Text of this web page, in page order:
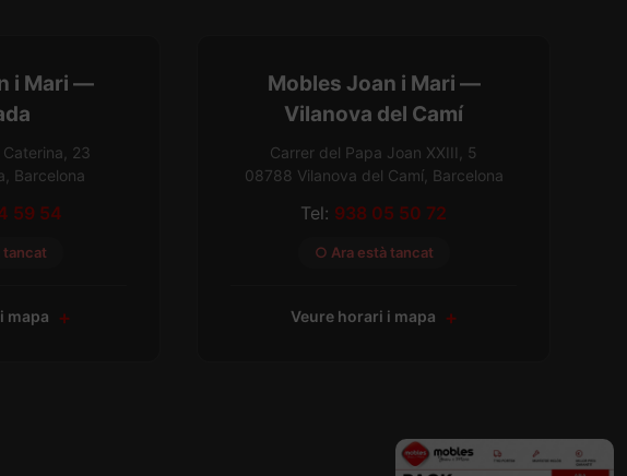
i Mari —
23
Barcelona
59 54
tancat
mapa
Mobles Joan i Mari —
Vilanova del Camí
Carrer del Papa Joan XXIII, 5
08788 Vilanova del Camí, Barcelona
Tel: 938 05 50 72
○ Ara està tancat
Veure horari i mapa